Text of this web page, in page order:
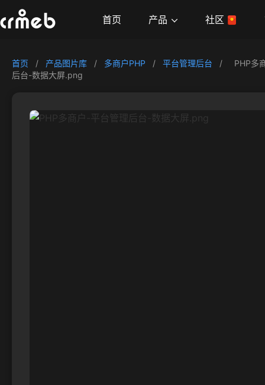
首页 产品 社区
首页 / 产品图片库 / 多商户PHP / 平台管理后台 /
PHP多
后台-数据大屏.png